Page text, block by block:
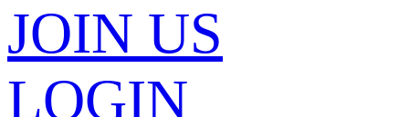
JOIN US
LOGIN